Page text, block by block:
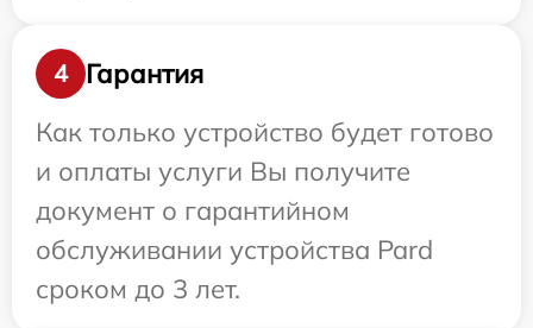
4
Гарантия
Как только устройство будет готово
и оплаты услуги Вы получите
документ о гарантийном
обслуживании устройства Pard
сроком до 3 лет.